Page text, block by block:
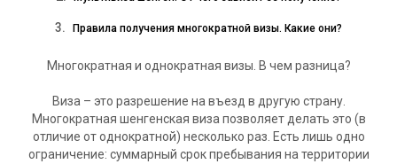
Правила получения многократной визы. Какие они?
Многократная и однократная визы. В чем разница?
Виза – это разрешение на въезд в другую страну.
Многократная шенгенская виза позволяет делать это (в
отличие от однократной) несколько раз. Есть лишь одно
ограничение: суммарный срок пребывания на территории